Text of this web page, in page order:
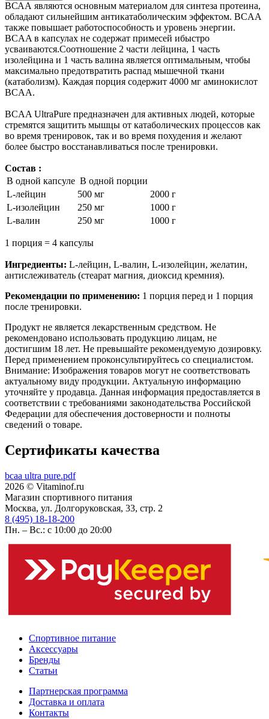
ВСАА являются основным материалом для синтеза протеина,
обладают сильнейшим антикатаболическим эффектом. BCAA
также повышает работоспособность и уровень энергии.
BCAA в капсулах не содержат примесей ибыстро
усваиваются.Соотношение 2 части лейцина, 1 часть
изолейцина и 1 часть валина является оптимальным, чтобы
максимально предотвратить распад мышечной ткани
(катаболизм). Каждая порция содержит 4000 мг аминокислот
BCAA.
BCAA UltraPure предназначен для активных людей, которые
стремятся защитить мышцы от катаболических процессов как
во время тренировок, так и во время похудения и желают
более быстро восстанавливаться после тренировки.
Состав :
В одной капсуле В одной порции
L-лейцин
500 мг
2000 г
L-изолейцин
250 мг
1000 г
L-валин
250 мг 1000 г
1 порция = 4 капсулы
Ингредиенты: L-лейцин, L-валин, L-изолейцин, желатин,
антислеживатель (стеарат магния, диоксид кремния).
Рекомендации по применению: 1 порция перед и 1 порция
после тренировки.
Продукт не является лекарственным средством. Не
рекомендовано использовать продукцию лицам, не
достигшим 18 лет. Не превышайте рекомендуемую дозировку.
Перед применением проконсультируйтесь со специалистом.
Внимание: Изображения товаров могут не соответствовать
актуальному виду продукции. Актуальную информацию
уточняйте у продавца. Данная информация предоставляется в
соответствии с требованиями законодательства Российской
Федерации для обеспечения достоверности и полноты
сведений о товаре.
Сертификаты качества
bcaa ultra pure.pdf
2026 © Vitaminof.ru
Магазин спортивного питания
Москва, ул. Долгоруковская, 33, стр. 2
8 (495) 18-18-200
Пн. – Вс.: с 10:00 до 20:00
Спортивное питание
Аксессуары
Бренды
Статьи
Партнерская программа
Доставка и оплата
Контакты